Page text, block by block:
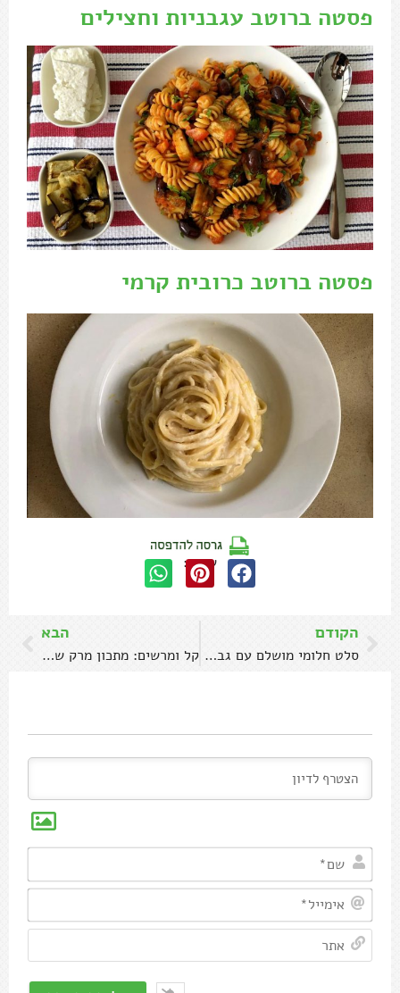
פסטה ברוטב עגבניות וחצילים
פסטה ברוטב כרובית קרמי
שתפו:
הקודם
סלט חלומי מושלם עם גבינה מטוגנת וירקות
הבא
קל ומרשים: מתכון מרק שורשים עשיר וקרמי